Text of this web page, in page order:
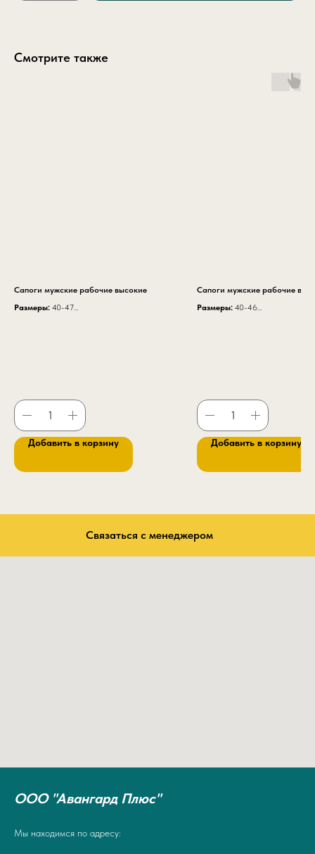
Смотрите также
Сапоги мужские рабочие высокие
Размеры: 40-47
Добавить в корзину
Сапоги мужские рабочие
Размеры: 40-46
Добавить в корзину
Связаться с менеджером
ООО "Авангард Плюс"
Мы находимся по адресу: